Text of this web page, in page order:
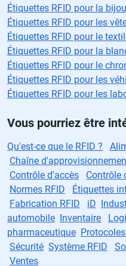
Étiquettes RFID pour la
Étiquettes RFID pour les
Étiquettes RFID pour le
Étiquettes RFID pour la
Étiquettes RFID pour le
Étiquettes RFID pour les
Étiquettes RFID pour les
Vous pourriez être
Qu'est-ce que le RFID ?
Chaîne
Contrôle d'accès
Contrôle
Normes RFID
Étiquettes
Fabrication RFID
iD
automobile Inventaire
pharmaceutique
Sécurité Système RFID
Ventes